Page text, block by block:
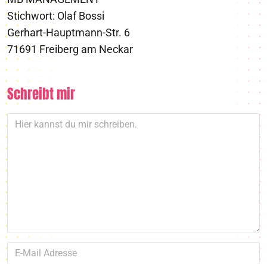
Stichwort: Olaf Bossi
Gerhart-Hauptmann-Str. 6
71691 Freiberg am Neckar
Schreibt mir